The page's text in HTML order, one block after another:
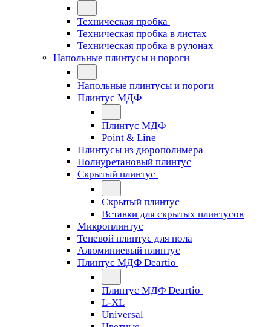
Техническая пробка
Техническая пробка в листах
Техническая пробка в рулонах
Напольные плинтусы и пороги
Напольные плинтусы и пороги
Плинтус МДФ
Плинтус МДФ
Point & Line
Плинтусы из дюрополимера
Полиуретановый плинтус
Скрытый плинтус
Скрытый плинтус
Вставки для скрытых плинтусов
Микроплинтус
Теневой плинтус для пола
Алюминиевый плинтус
Плинтус МДФ Deartio
Плинтус МДФ Deartio
L-XL
Universal